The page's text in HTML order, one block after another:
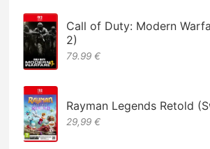
Call of Duty: Modern
2)
79.99 €
Rayman Legends Retold
29,99 €